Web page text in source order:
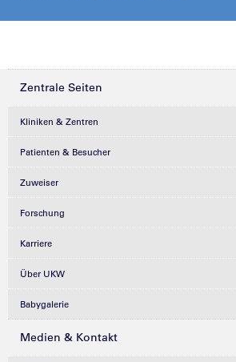
Zentrale Seiten
Kliniken & Zentren
Patienten & Besucher
Zuweiser
Forschung
Karriere
Über UKW
Babygalerie
Medien & Kontakt